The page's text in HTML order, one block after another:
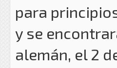
para
y se
alemán, el 2